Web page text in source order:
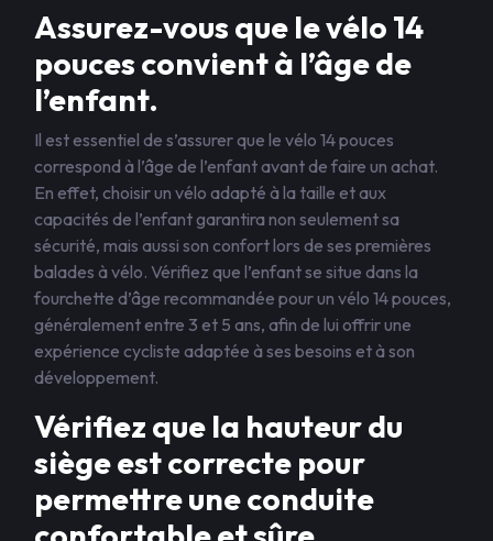
Assurez-vous que le vélo 14
pouces convient à l’âge de
l’enfant.
Il est essentiel de s’assurer que le vélo 14 pouces
correspond à l’âge de l’enfant avant de faire un achat.
En effet, choisir un vélo adapté à la taille et aux
capacités de l’enfant garantira non seulement sa
sécurité, mais aussi son confort lors de ses premières
balades à vélo. Vérifiez que l’enfant se situe dans la
fourchette d’âge recommandée pour un vélo 14 pouces,
généralement entre 3 et 5 ans, afin de lui offrir une
expérience cycliste adaptée à ses besoins et à son
développement.
Vérifiez que la hauteur du
siège est correcte pour
permettre une conduite